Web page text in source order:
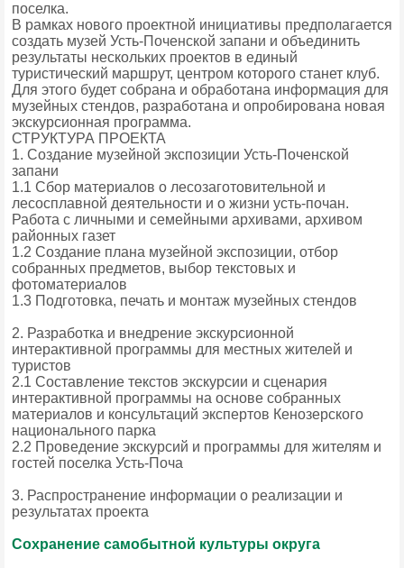
поселка.
В рамках нового проектной инициативы предполагается
создать музей Усть-Поченской запани и объединить
результаты нескольких проектов в единый
туристический маршрут, центром которого станет клуб.
Для этого будет собрана и обработана информация для
музейных стендов, разработана и опробирована новая
экскурсионная программа.
СТРУКТУРА ПРОЕКТА
1. Создание музейной экспозиции Усть-Поченской
запани
1.1 Сбор материалов о лесозаготовительной и
лесосплавной деятельности и о жизни усть-почан.
Работа с личными и семейными архивами, архивом
районных газет
1.2 Создание плана музейной экспозиции, отбор
собранных предметов, выбор текстовых и
фотоматериалов
1.3 Подготовка, печать и монтаж музейных стендов
2. Разработка и внедрение экскурсионной
интерактивной программы для местных жителей и
туристов
2.1 Составление текстов экскурсии и сценария
интерактивной программы на основе собранных
материалов и консультаций экспертов Кенозерского
национального парка
2.2 Проведение экскурсий и программы для жителям и
гостей поселка Усть-Поча
3. Распространение информации о реализации и
результатах проекта
Сохранение самобытной культуры округа